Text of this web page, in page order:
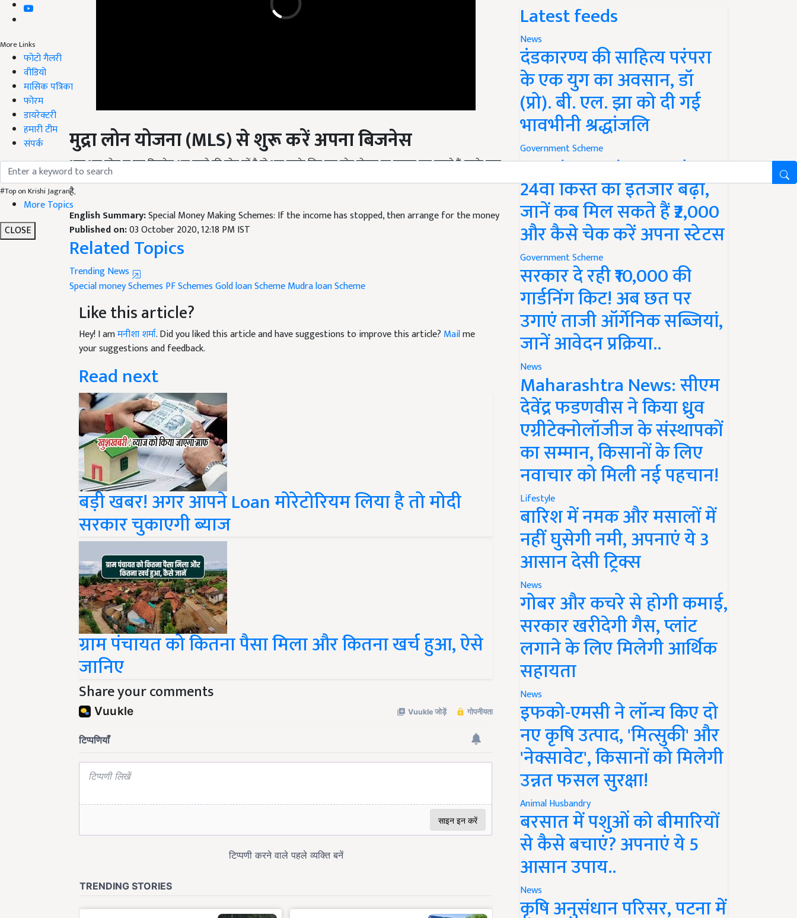
More Links
फोटो गैलरी
वीडियो
मासिक पत्रिका
फोरम
डायरेक्टरी
हमारी टीम
संपर्क
#Top on Krishi Jagran
More Topics
CLOSE
मुद्रालोनयोजना(MLS)सेशुरूकरेंअपनाबिजनेस
अगर आप छोटा या बड़ा बिजनेस शुरू करने की सोच रहें है तो आप इसके लिए मुद्रा लोन योजना का फायदा उठा सकते हैं. इसके तहत
आपको 10 हजार से 10 लाख रुपए तक का लोन मिल सकता है और जिसको चुकाने की समय सीमा भी 5 साल तक बढ़ाई जा सकती
है.
English Summary:
Published on:03 October 2020, 12:18 PM IST
Related Topics
Trending News
Special money Schemes
Like this article?
Hey! I amमनीशा शर्मा . Did you liked this article and have suggestions to improve this article?
your suggestions and feedback.
Read next
बड़ी खबर! अगर आपने Loan मोरेटोरियम लिया है तो मोदी
सरकार चुकाएगी ब्याज
ग्राम पंचायत को कितना पैसा मिला और कितना खर्च हुआ, ऐसे
जानिए
Share your comments
Latest feeds
News
दंडकारण्य की साहित्य परंपरा
के एक युग का अवसान, डॉ
(प्रो). बी. एल. झा को दी गई
भावभीनी श्रद्धांजलि
Government Scheme
PM Kisan Yojana Update:
24वीं किस्त का इंतजार बढ़ा,
जानें कब मिल सकते हैं ₹2,000
और कैसे चेक करें अपना स्टेटस
Government Scheme
सरकार दे रही ₹10,000 की
गार्डनिंग किट! अब छत पर
उगाएं ताजी ऑर्गेनिक सब्जियां,
जानें आवेदन प्रक्रिया..
News
Maharashtra News: सीएम
देवेंद्र फडणवीस ने किया ध्रुव
एग्रीटेक्नोलॉजीज के संस्थापकों
का सम्मान, किसानों के लिए
नवाचार को मिली नई पहचान!
Lifestyle
बारिश में नमक और मसालों में
नहीं घुसेगी नमी, अपनाएं ये 3
आसान देसी ट्रिक्स
News
गोबर और कचरे से होगी कमाई,
सरकार खरीदेगी गैस, प्लांट
लगाने के लिए मिलेगी आर्थिक
सहायता
News
इफको-एमसी ने लॉन्च किए दो
नए कृषि उत्पाद, 'मित्सुकी' और
'नेक्सावेट', किसानों को मिलेगी
उन्नत फसल सुरक्षा!
Animal Husbandry
बरसात में पशुओं को बीमारियों
से कैसे बचाएं? अपनाएं ये 5
आसान उपाय..
News
कृषि अनुसंधान परिसर, पटना में